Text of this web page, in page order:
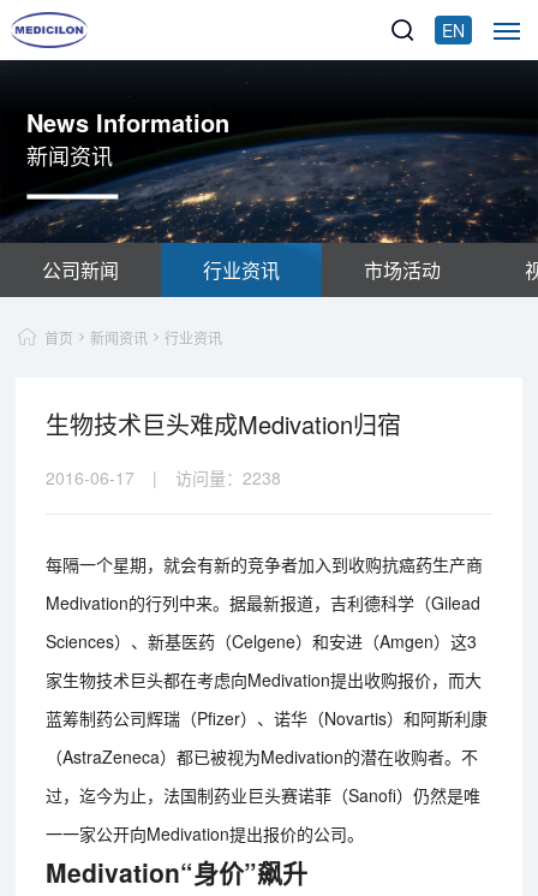
EN
News Information
新闻资讯
公司新闻 行业资讯 市场活动
首页 新闻资讯 行业资讯
生物技术巨头难成Medivation归宿
2016-06-17 | 访问量： 2238
每隔一个星期，就会有新的竞争者加入到收购抗癌药生产商
Medivation的行列中来。据最新报道，吉利德科学（Gilead
Sciences）、新基医药（Celgene）和安进（Amgen）这3
家生物技术巨头都在考虑向Medivation提出收购报价，而大
蓝筹制药公司辉瑞（Pfizer）、诺华（Novartis）和阿斯利康
（AstraZeneca）都已被视为Medivation的潜在收购者。不
过，迄今为止，法国制药业巨头赛诺菲（Sanofi）仍然是唯
一一家公开向Medivation提出报价的公司。
Medivation“身价”飙升